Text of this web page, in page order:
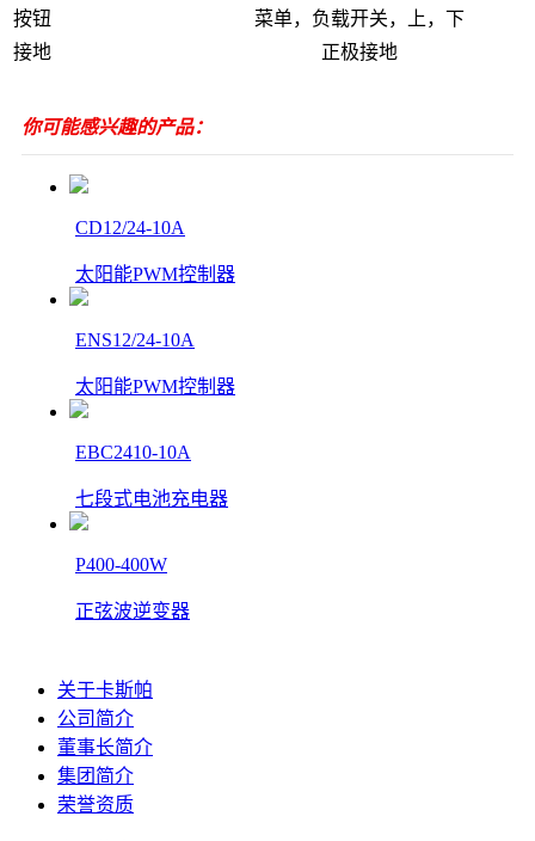
按钮
菜单，负载开关，上，下
接地
正极接地
你可能感兴趣的产品：
CD12/24-10A
太阳能PWM控制器
ENS12/24-10A
太阳能PWM控制器
EBC2410-10A
七段式电池充电器
P400-400W
正弦波逆变器
关于卡斯帕
公司简介
董事长简介
集团简介
荣誉资质